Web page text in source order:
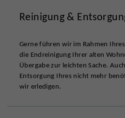
Reinigung &
Gerne führen wir im Rahmen
die Endreinigung Ihrer alten
Übergabe zur leichten Sache.
Entsorgung Ihres nicht mehr
wir erledigen.